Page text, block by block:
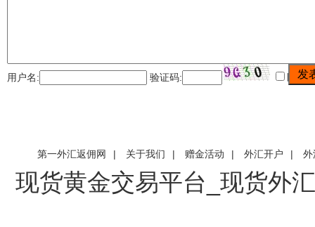
用户名: 验证码: 匿名?
发
第一外汇返佣网 | 关于我们 | 赠金活动 | 外汇开户 | 外
现货黄金交易平台_现货外